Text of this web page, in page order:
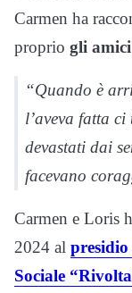
Carmen ha
proprio gli
“Quando è
l’aveva fatta
devastati dai
facevano
Carmen e Loris
2024 al
Sociale